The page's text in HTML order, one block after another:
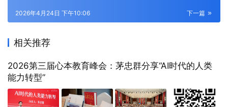
下一篇
2026年4月24日 下午10:06
相关推荐
2026第三届心本教育峰会：茅忠群分享“AI时代的人类
能力转型”